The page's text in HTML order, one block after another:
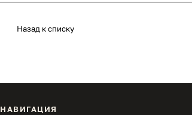
Назад к списку
НАВИГАЦИЯ